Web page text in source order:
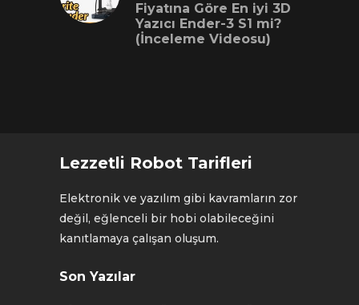
Fiyatına Göre En iyi 3D
Yazıcı Ender-3 S1 mi?
(İnceleme Videosu)
Lezzetli Robot Tarifleri
Elektronik ve yazılım gibi kavramların zor
değil, eğlenceli bir hobi olabileceğini
kanıtlamaya çalışan oluşum.
Son Yazılar